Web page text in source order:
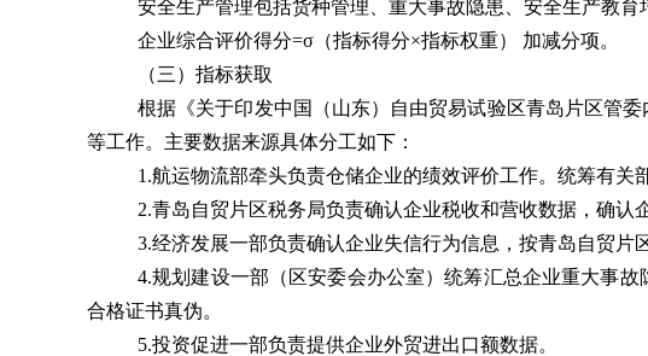
安全生产管理包括货种管理、重大事故隐患、安全生产教育
企业综合评价得分=σ（指标得分×指标权重） 加减分项。
（三）指标获取
根据《关于印发中国（山东）自由贸易试验区青岛片区管
等工作。主要数据来源具体分工如下：
1.航运物流部牵头负责仓储企业的绩效评价工作。统筹有关
2.青岛自贸片区税务局负责确认企业税收和营收数据，确认
3.经济发展一部负责确认企业失信行为信息，按青岛自贸片
4.规划建设一部（区安委会办公室）统筹汇总企业重大事
合格证书真伪。
5.投资促进一部负责提供企业外贸进出口额数据。